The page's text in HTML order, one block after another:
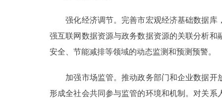
强化经济调节。完善市宏观经济基础数据库
强互联网数据资源与政务数据资源的关联分析
安全、节能减排等领域的动态监测和预测预警。
加强市场监管。推动政务部门和企业数据开
形成全社会共同参与监管的环境和机制。对关